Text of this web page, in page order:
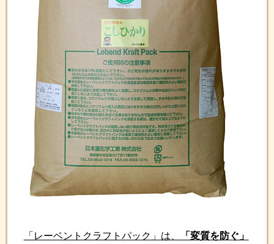
「レーベントクラフトパック」は、
「変質を防ぐ」